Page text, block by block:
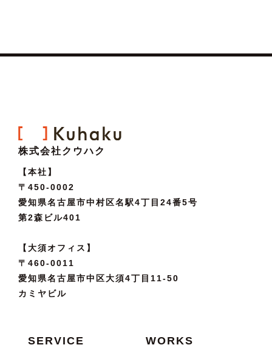
株式会社クウハク
【本社】
〒450-0002
愛知県名古屋市中村区名駅4丁目24番5号
第2森ビル401
【大須オフィス】
〒460-0011
愛知県名古屋市中区大須4丁目11-50
カミヤビル
SERVICE WORKS